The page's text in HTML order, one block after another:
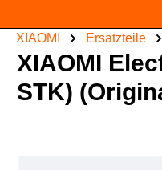
XIAOMI Ersatzteile
XIAOMI
STK)